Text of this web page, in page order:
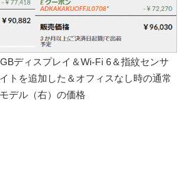
ディスプレイ＆Wi-Fi 6＆指紋センサ
トを追加した＆オフィスなし時の通常
デル（右）の価格